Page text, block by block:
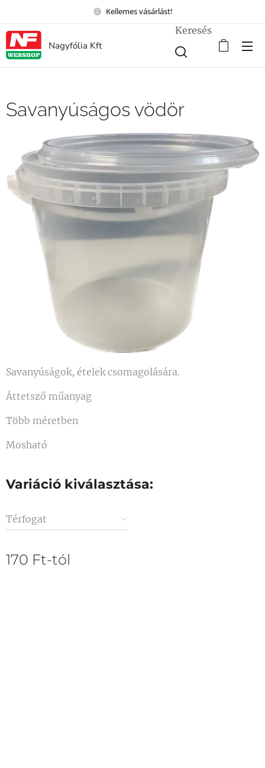
Kellemes vásárlást!
Nagyfólia Kft
Keresés
Savanyúságos vödör
Savanyúságok, ételek csomagolására.
Áttetsző műanyag
Több méretben
Mosható
Variáció kiválasztása:
Térfogat
170 Ft-tól